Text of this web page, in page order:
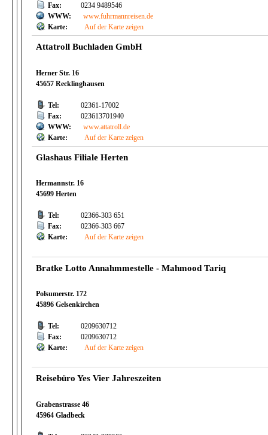
Fax:
0234 9489546
WWW:
www.fuhrmannreisen.de
Karte:
Auf der Karte zeigen
Attatroll Buchladen GmbH
Herner Str. 16
45657 Recklinghausen
Tel:
02361-17002
Fax:
023613701940
WWW:
www.attatroll.de
Karte:
Auf der Karte zeigen
Glashaus Filiale Herten
Hermannstr. 16
45699 Herten
Tel:
02366-303 651
Fax:
02366-303 667
Karte:
Auf der Karte zeigen
Bratke Lotto Annahmmestelle - Mahmood Tariq
Polsumerstr. 172
45896 Gelsenkirchen
Tel:
0209630712
Fax:
0209630712
Karte:
Auf der Karte zeigen
Reisebüro Yes Vier Jahreszeiten
Grabenstrasse 46
45964 Gladbeck